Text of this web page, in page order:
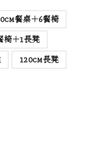
餐桌＋6餐椅
椅＋1長凳
120cm長凳